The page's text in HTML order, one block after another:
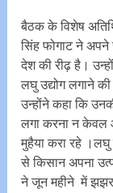
बैठक के विशेष
सिंह फोगाट ने अपने‌
देश की रीढ़ है।
लघु उद्योग लगाने
उन्होंने कहा कि
लगा करना न केवल
मुहैया करा रहे ।लघु
से किसान अपना
ने जून महीने में